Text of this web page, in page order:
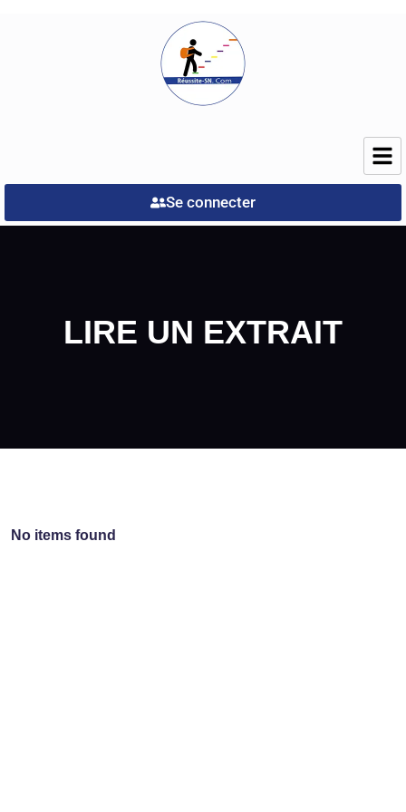
Se connecter
LIRE UN EXTRAIT
No items found